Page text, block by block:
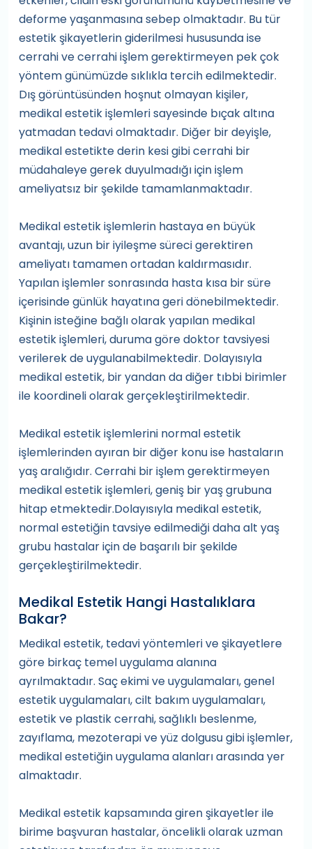
deforme yaşanmasına sebep olmaktadır. Bu tür
estetik şikayetlerin giderilmesi hususunda ise
cerrahi ve cerrahi işlem gerektirmeyen pek çok
yöntem günümüzde sıklıkla tercih edilmektedir.
Dış görüntüsünden hoşnut olmayan kişiler,
medikal estetik işlemleri sayesinde bıçak altına
yatmadan tedavi olmaktadır. Diğer bir deyişle,
medikal estetikte derin kesi gibi cerrahi bir
müdahaleye gerek duyulmadığı için işlem
ameliyatsız bir şekilde tamamlanmaktadır.
Medikal estetik işlemlerin hastaya en büyük
avantajı, uzun bir iyileşme süreci gerektiren
ameliyatı tamamen ortadan kaldırmasıdır.
Yapılan işlemler sonrasında hasta kısa bir süre
içerisinde günlük hayatına geri dönebilmektedir.
Kişinin isteğine bağlı olarak yapılan medikal
estetik işlemleri, duruma göre doktor tavsiyesi
verilerek de uygulanabilmektedir. Dolayısıyla
medikal estetik, bir yandan da diğer tıbbi birimler
ile koordineli olarak gerçekleştirilmektedir.
Medikal estetik işlemlerini normal estetik
işlemlerinden ayıran bir diğer konu ise hastaların
yaş aralığıdır. Cerrahi bir işlem gerektirmeyen
medikal estetik işlemleri, geniş bir yaş grubuna
hitap etmektedir.Dolayısıyla medikal estetik,
normal estetiğin tavsiye edilmediği daha alt yaş
grubu hastalar için de başarılı bir şekilde
gerçekleştirilmektedir.
Medikal Estetik Hangi Hastalıklara
Bakar?
Medikal estetik, tedavi yöntemleri ve şikayetlere
göre birkaç temel uygulama alanına
ayrılmaktadır. Saç ekimi ve uygulamaları, genel
estetik uygulamaları, cilt bakım uygulamaları,
estetik ve plastik cerrahi, sağlıklı beslenme,
zayıflama, mezoterapi ve yüz dolgusu gibi işlemler,
medikal estetiğin uygulama alanları arasında yer
almaktadır.
Medikal estetik kapsamında giren şikayetler ile
birime başvuran hastalar, öncelikli olarak uzman